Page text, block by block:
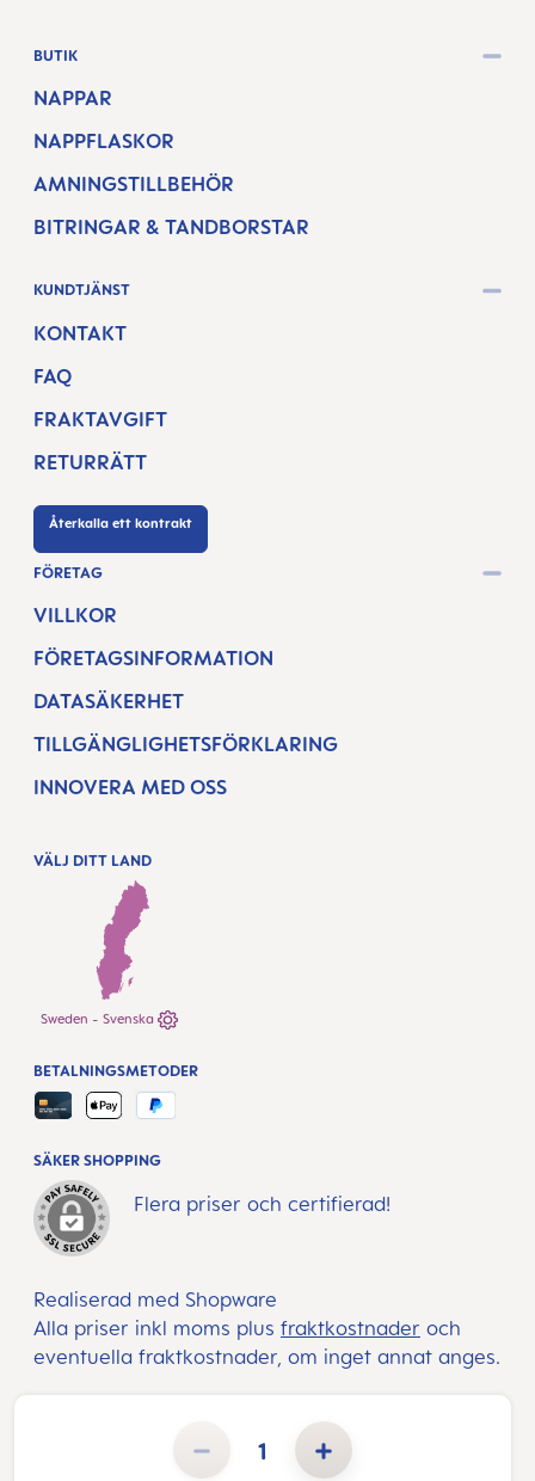
Produktkvantitet: Ange önskat belopp eller använd knapparna för att öka eller minska kvantiteten.
BUTIK
NAPPAR
NAPPFLASKOR
AMNINGSTILLBEHÖR
BITRINGAR & TANDBORSTAR
KUNDTJÄNST
KONTAKT
FAQ
FRAKTAVGIFT
RETURRÄTT
Återkalla ett kontrakt
FÖRETAG
VILLKOR
FÖRETAGSINFORMATION
DATASÄKERHET
TILLGÄNGLIGHETSFÖRKLARING
INNOVERA MED OSS
VÄLJ DITT LAND
Sweden - Svenska
Realiserad med Shopware
Alla priser inkl moms plus fraktkostnader och
eventuella fraktkostnader, om inget annat anges.
SÄKER SHOPPING
Flera priser och certifierad!
BETALNINGSMETODER